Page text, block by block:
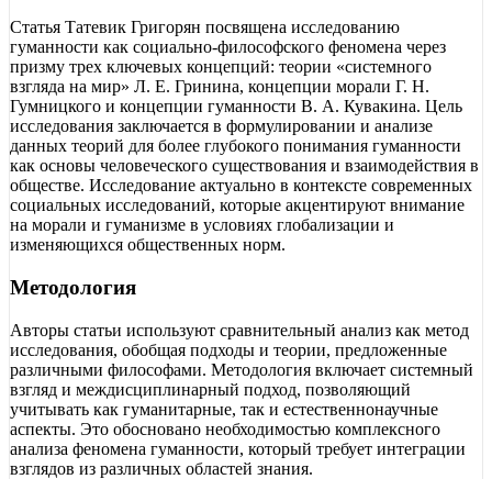
Статья Татевик Григорян посвящена исследованию
гуманности как социально-философского феномена через
призму трех ключевых концепций: теории «системного
взгляда на мир» Л. Е. Гринина, концепции морали Г. Н.
Гумницкого и концепции гуманности В. А. Кувакина. Цель
исследования заключается в формулировании и анализе
данных теорий для более глубокого понимания гуманности
как основы человеческого существования и взаимодействия в
обществе. Исследование актуально в контексте современных
социальных исследований, которые акцентируют внимание
на морали и гуманизме в условиях глобализации и
изменяющихся общественных норм.
Методология
Авторы статьи используют сравнительный анализ как метод
исследования, обобщая подходы и теории, предложенные
различными философами. Методология включает системный
взгляд и междисциплинарный подход, позволяющий
учитывать как гуманитарные, так и естественнонаучные
аспекты. Это обосновано необходимостью комплексного
анализа феномена гуманности, который требует интеграции
взглядов из различных областей знания.